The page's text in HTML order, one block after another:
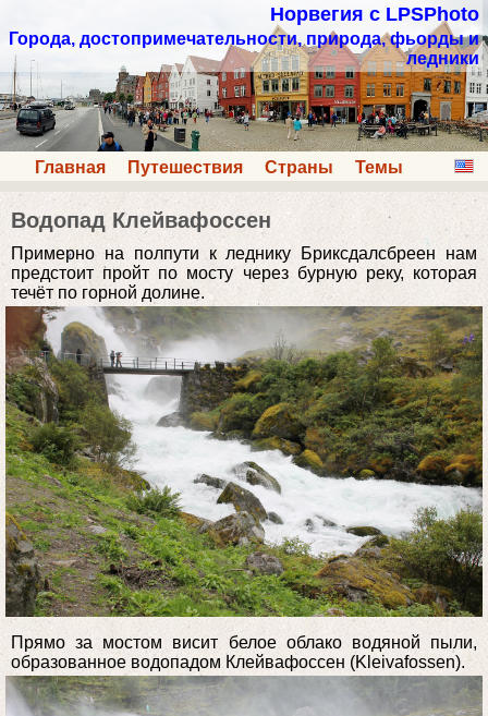
Норвегия с LPSPhoto
Города, достопримечательности, природа, фьорды и
ледники
Главная Путешествия Страны Темы
Водопад Клейвафоссен
Примерно на полпути к леднику Бриксдалсбреен нам
предстоит пройт по мосту через бурную реку, которая
течёт по горной долине.
Прямо за мостом висит белое облако водяной пыли,
образованное водопадом Клейвафоссен (Kleivafossen).